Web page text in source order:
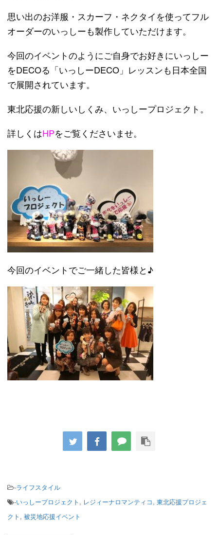
思い出のお洋服・スカーフ・ネクタイを使ってフル
オーダーのいっしーも製作していただけます。
今回のイベントのようにご自身でお好きにいっしー
をDECOる「いっしーDECO」レッスンも日本全国
で展開されています。
東北応援の新しいしくみ、いっしープロジェクト。
詳しくはHPをご覧くださいませ。
今回のイベントでご一緒した皆様と♪
-ライフスタイル
-いっしープロジェクト , レジィーナロマンティコ, 東北応援プロジェ
クト , 被災地応援イベント